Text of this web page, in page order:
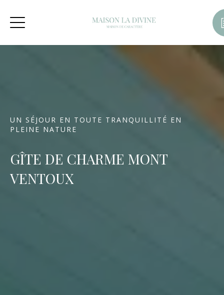
UN SÉJOUR EN TOUTE TRANQUILLITÉ EN
PLEINE NATURE
GÎTE DE CHARME MONT
VENTOUX